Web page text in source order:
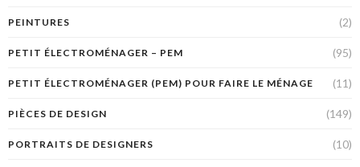
PEINTURES (2)
PETIT ÉLECTROMÉNAGER – PEM (95)
PETIT ÉLECTROMÉNAGER (PEM) POUR FAIRE LE MÉNAGE (11)
PIÈCES DE DESIGN (149)
PORTRAITS DE DESIGNERS (10)